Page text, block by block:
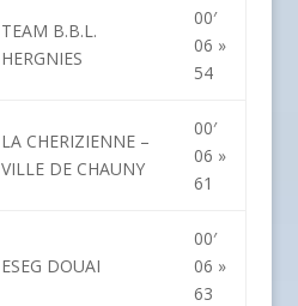
TEAM B.B.L.
HERGNIES
00′
06 »
54
LA CHERIZIENNE –
VILLE DE CHAUNY
00′
06 »
61
ESEG DOUAI
00′
06 »
63